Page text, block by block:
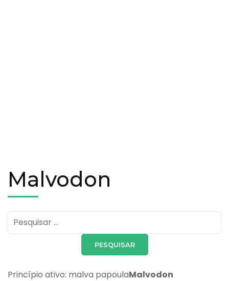
Malvodon
Pesquisar
por:
Princípio ativo: malva papoulaMalvodon